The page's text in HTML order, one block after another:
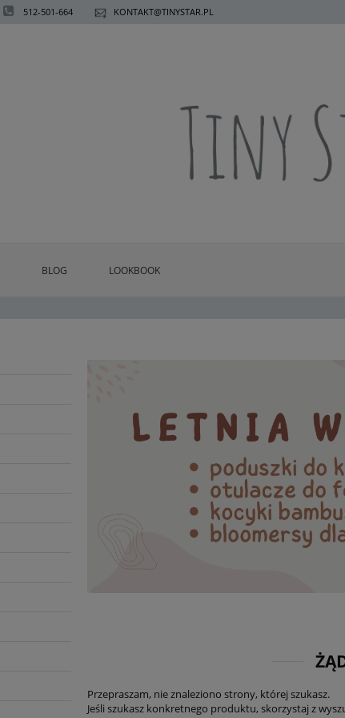
512-501-664 KONTAKT@TINYSTAR.PL
BLOG LOOKBOOK
Przepraszam, nie znaleziono strony, której szukasz.
Jeśli szukasz konkretnego produktu, skorzystaj z